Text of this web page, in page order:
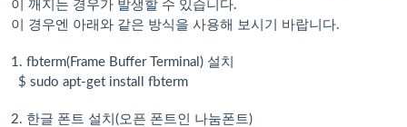
이 깨지는 경우가 발생할 수 있습니다.
이 경우엔 아래와 같은 방식을 사용해 보시기 바랍니다.
1. fbterm(Frame Buffer Terminal) 설치
$ sudo apt-get install fbterm
2. 한글 폰트 설치(오픈 폰트인 나눔폰트)